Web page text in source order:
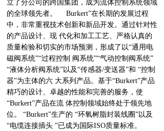
立了分公司的跨国集团，成为流体控制系统领域
的全球领先者。 Burkert”在长期的发展过程
中，非常重视技术创新和新品开发。通过针对性
的产品设计、现 代化和加工工艺、严格认真的
质量检验和切实的市场预测，形成了以“通用电
磁阀系统”“过程控制 阀系统”“气动控制阀系统”
“液体分析阀系统”以及“传感器/变送器”和 “控制
器”为主体的六 大系列产品。基于“Burkert”产品
精巧的设计、卓越的性能和完善的服务，使
“Burkert”产品在流 体控制领域始终处于领先地
位。 “Burkert”生产的 “环氧树脂封装线圈”以及
“电缆连接插头 ”已成为国际ISO质量标准。